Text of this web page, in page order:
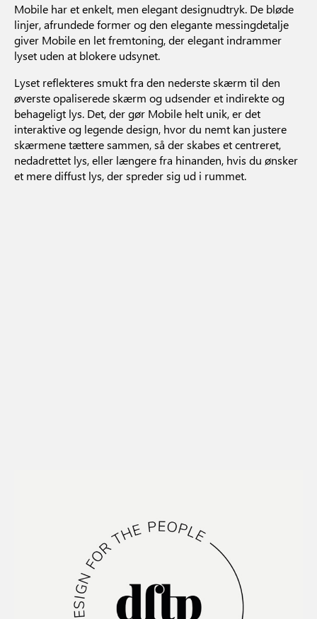
Mobile har et enkelt, men elegant designudtryk. De bløde
linjer, afrundede former og den elegante messingdetalje
giver Mobile en let fremtoning, der elegant indrammer
lyset uden at blokere udsynet.
Lyset reflekteres smukt fra den nederste skærm til den
øverste opaliserede skærm og udsender et indirekte og
behageligt lys. Det, der gør Mobile helt unik, er det
interaktive og legende design, hvor du nemt kan justere
skærmene tættere sammen, så der skabes et centreret,
nedadrettet lys, eller længere fra hinanden, hvis du ønsker
et mere diffust lys, der spreder sig ud i rummet.